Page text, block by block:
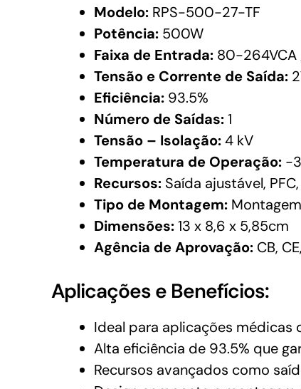
Modelo: RPS-500-27-TF
Potência: 500W
Faixa de Entrada: 80-264VCA
Tensão e Corrente de Saída:
Eficiência: 93.5%
Número de Saídas:1
Tensão – Isolação:4 kV
Temperatura de Operação: -
Recursos: Saída ajustável,
Tipo de Montagem:
Dimensões:13 x 8,6 x 5,85cm
Agência de Aprovação: CB,
Aplicações e Benefícios:
Ideal para aplicações médicas
Alta eficiência de 93.5% que
Recursos avançados como